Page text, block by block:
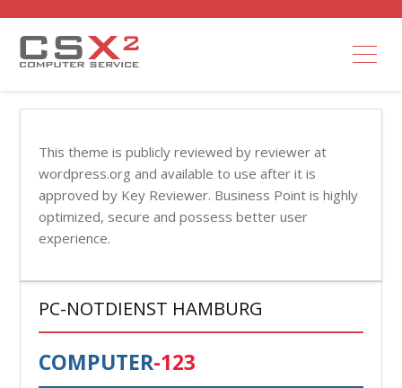
This theme is publicly reviewed by reviewer at
wordpress.org and available to use after it is
approved by Key Reviewer. Business Point is highly
optimized, secure and possess better user
experience.
PC-NOTDIENST HAMBURG
COMPUTER-123